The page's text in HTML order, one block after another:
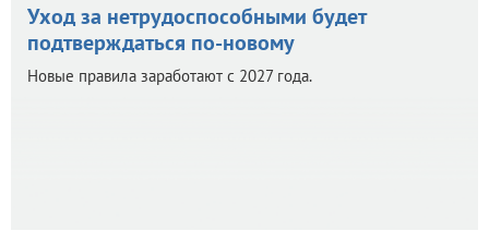
Уход за нетрудоспособными будет
подтверждаться по-новому
Новые правила заработают с 2027 года.